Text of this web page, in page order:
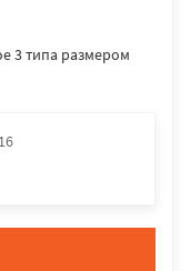
3 типа размером